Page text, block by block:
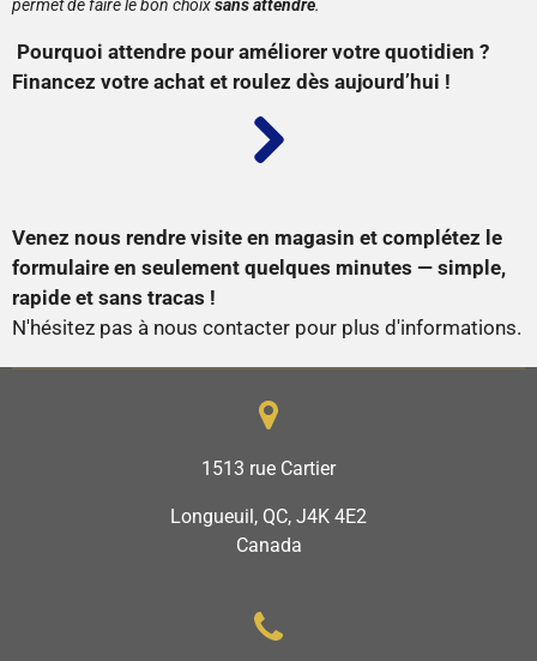
permet de faire le bon choixsans attendre.
Pourquoi attendre pour améliorer votre quotidien ?
Financez votre achat et roulez dès aujourd’hui !
Venez nous rendre visite en magasin et complétez le
formulaire en seulement quelques minutes — simple,
rapide et sans tracas !
N'hésitez pas à nous contacter pour plus d'informations.
1513 rue Cartier
Longueuil, QC, J4K 4E2
Canada